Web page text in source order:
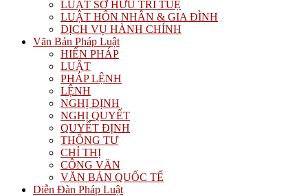
LUẬT SỞ HỮU TRÍ TUỆ
LUẬT HÔN NHÂN & GIA ĐÌNH
DỊCH VỤ HÀNH CHÍNH
Văn Bản Pháp Luật
HIẾN PHÁP
LUẬT
PHÁP LỆNH
LỆNH
NGHỊ ĐỊNH
NGHỊ QUYẾT
QUYẾT ĐỊNH
THÔNG TƯ
CHỈ THỊ
CÔNG VĂN
VĂN BẢN QUỐC TẾ
Diễn Đàn Pháp Luật